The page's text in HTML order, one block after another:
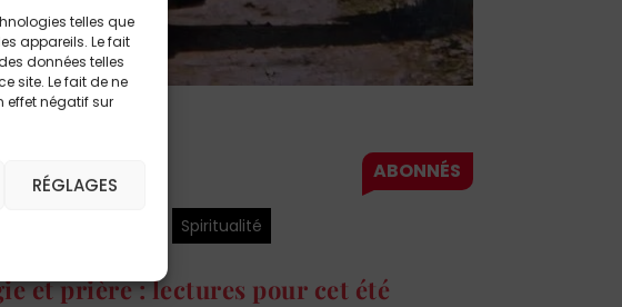
telles que
appareils. Le fait
données telles
site. Le fait de ne
effet négatif sur
RÉGLAGES
Spiritualité
et prière : lectures pour cet été